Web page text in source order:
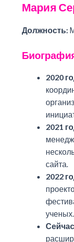
Мария
Должность:
2020
2021
сайта.
2022
ученых.